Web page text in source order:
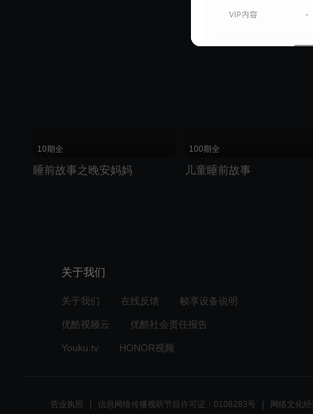
10期全
睡前故事之晚安妈妈
100期全
儿童睡前故事
关于我们
关于我们 在线反馈 帧享设备说明
优酷视频云 优酷社会责任报告
Youku.tv HONOR视频
营业执照 信息网络传播视听节目许可证：0108283号 网络文化